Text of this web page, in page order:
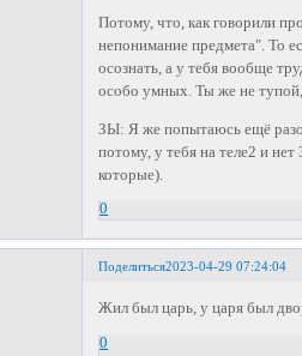
Потому, что, как говорили
непонимание предмета". То
осознать, а у тебя вообще
особо умных. Ты же не тупой,
ЗЫ: Я же попытаюсь ещё
потому, у тебя на теле2 и
которые).
0
Поделиться2023-04-29 07:24:04
Жил был царь, у царя был
0